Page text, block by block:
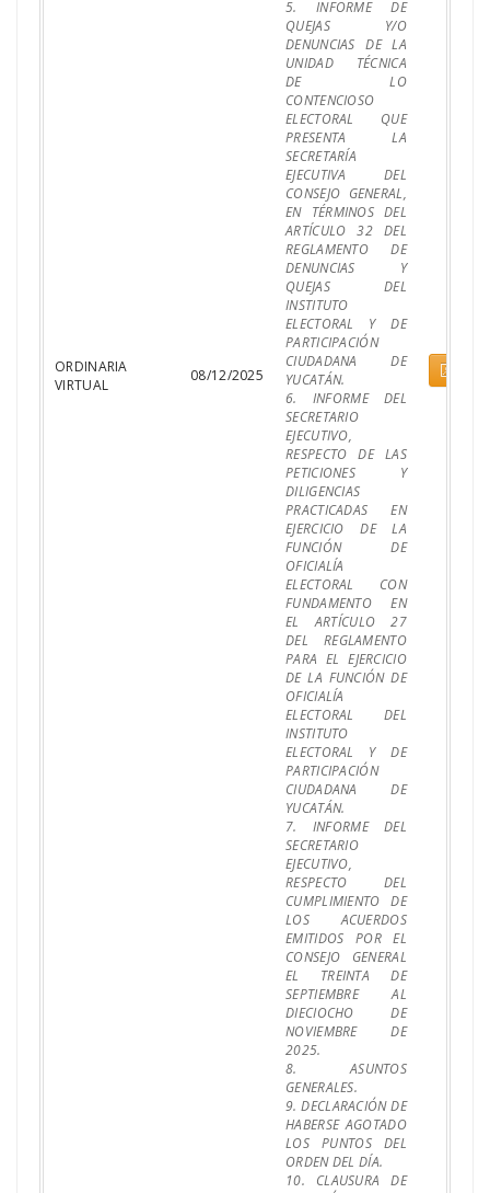
ORDINARIA
VIRTUAL
08/12/2025
5. INFORME DE
QUEJAS Y/O
DENUNCIAS DE LA
UNIDAD TÉCNICA
DE LO
CONTENCIOSO
ELECTORAL QUE
PRESENTA LA
SECRETARÍA
EJECUTIVA DEL
CONSEJO GENERAL,
EN TÉRMINOS DEL
ARTÍCULO 32 DEL
REGLAMENTO DE
DENUNCIAS Y
QUEJAS DEL
INSTITUTO
ELECTORAL Y DE
PARTICIPACIÓN
CIUDADANA DE
YUCATÁN.
6. INFORME DEL
SECRETARIO
EJECUTIVO,
RESPECTO DE LAS
PETICIONES Y
DILIGENCIAS
PRACTICADAS EN
EJERCICIO DE LA
FUNCIÓN DE
OFICIALÍA
ELECTORAL CON
FUNDAMENTO EN
EL ARTÍCULO 27
DEL REGLAMENTO
PARA EL EJERCICIO
DE LA FUNCIÓN DE
OFICIALÍA
ELECTORAL DEL
INSTITUTO
ELECTORAL Y DE
PARTICIPACIÓN
CIUDADANA DE
YUCATÁN.
7. INFORME DEL
SECRETARIO
EJECUTIVO,
RESPECTO DEL
CUMPLIMIENTO DE
LOS ACUERDOS
EMITIDOS POR EL
CONSEJO GENERAL
EL TREINTA DE
SEPTIEMBRE AL
DIECIOCHO DE
NOVIEMBRE DE
2025.
8. ASUNTOS
GENERALES.
9. DECLARACIÓN DE
HABERSE AGOTADO
LOS PUNTOS DEL
ORDEN DEL DÍA.
10. CLAUSURA DE